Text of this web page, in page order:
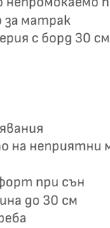
матрак
с борд 30 см
на неприятни
при сън
до 30 см